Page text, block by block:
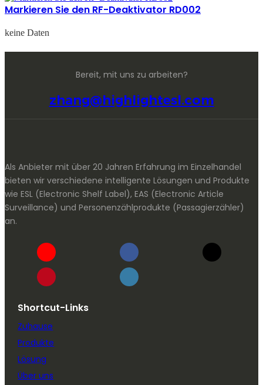
Markieren Sie den RF-Deaktivator RD002
keine Daten
Bereit, mit uns zu arbeiten?
zhang@highlightesl.com
Als Anbieter mit über 20 Jahren Erfahrung im Einzelhandel
bieten wir verschiedene intelligente Lösungen und Produkte
wie ESL (Electronic Shelf Label), EAS (Electronic Article
Surveillance) und Personenzählprodukte (Passagierzähler)
an.
Shortcut-Links
Zuhause
Produkte
Lösung
Über uns